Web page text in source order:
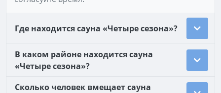
Где находится сауна «Четыре сезона»?
В каком районе находится сауна
«Четыре сезона»?
Сколько человек вмещает сауна